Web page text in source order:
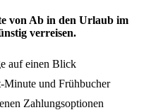
von Ab in den Urlaub im
verreisen.
auf einen Blick
Minute und Frühbucher
Zahlungsoptionen